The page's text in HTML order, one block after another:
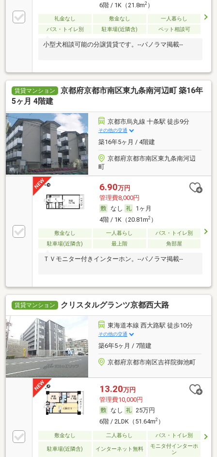
6階 / 1K（21.8m2）
礼金なし 敷金なし
一人暮らし
バス・トイレ別
駐車場(近隣含) ペット相談可
小型犬相談可能の分譲賃貸です。--パノラマ掲載--
賃貸マンション
京都府京都市南区東九条南河辺町 築16年
5ヶ月 4階建
京都市烏丸線 十条駅 徒歩9分
その他の交通
築16年5ヶ月 / 4階建
京都府京都市南区東九条南河辺
町
6.90万円
管理費8,000円
なし
1ヶ月
4階 / 1K（20.81m2）
敷金なし 一人暮らし
バス・トイレ別
駐車場(近隣含)
最上階 角部屋
ＴＶモニター付きインターホン。--パノラマ掲載--
賃貸マンション クリスタルグランツ京都西大路
東海道本線 西大路駅 徒歩10分
その他の交通
築6年5ヶ月 / 7階建
京都府京都市南区吉祥院御池町
13.20万円
管理費10,000円
なし
25万円
6階 / 2LDK（51.64m2）
敷金なし 二人暮らし バス・トイレ別
駐車場(近隣含) インターネット無料
モニタ付インターホ
ン